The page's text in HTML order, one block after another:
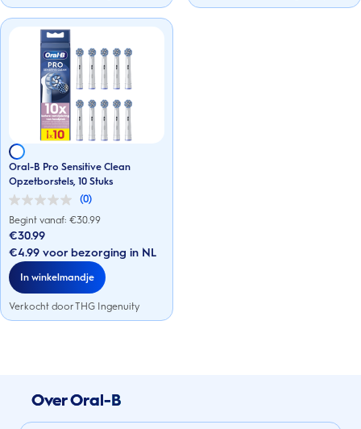
Oral-B Pro Sensitive Clean
Opzetborstels, 10 Stuks
(0)
0.0
van
de
5
sterren.
Begint vanaf: €30.99
€30.99
€4.99 voor bezorging in NL
In winkelmandje
Verkocht door THG Ingenuity
Over Oral-B